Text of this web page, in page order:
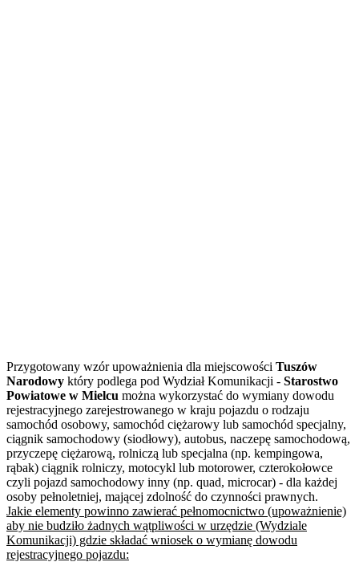
Przygotowany wzór upoważnienia dla miejscowości Tuszów
Narodowy który podlega pod Wydział Komunikacji - Starostwo
Powiatowe w Mielcu można wykorzystać do wymiany dowodu
rejestracyjnego zarejestrowanego w kraju pojazdu o rodzaju
samochód osobowy, samochód ciężarowy lub samochód specjalny,
ciągnik samochodowy (siodłowy), autobus, naczepę samochodową,
przyczepę ciężarową, rolniczą lub specjalna (np. kempingowa,
rąbak) ciągnik rolniczy, motocykl lub motorower, czterokołowce
czyli pojazd samochodowy inny (np. quad, microcar) - dla każdej
osoby pełnoletniej, mającej zdolność do czynności prawnych.
Jakie elementy powinno zawierać pełnomocnictwo (upoważnienie)
aby nie budziło żadnych wątpliwości w urzędzie (Wydziale
Komunikacji) gdzie składać wniosek o wymianę dowodu
rejestracyjnego pojazdu: